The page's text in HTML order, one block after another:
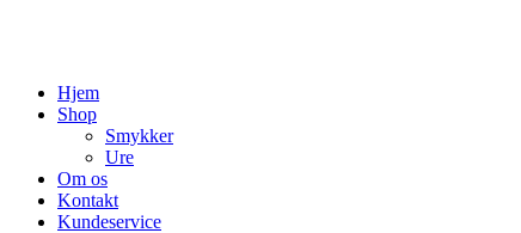
Hjem
Shop
Smykker
Ure
Om os
Kontakt
Kundeservice